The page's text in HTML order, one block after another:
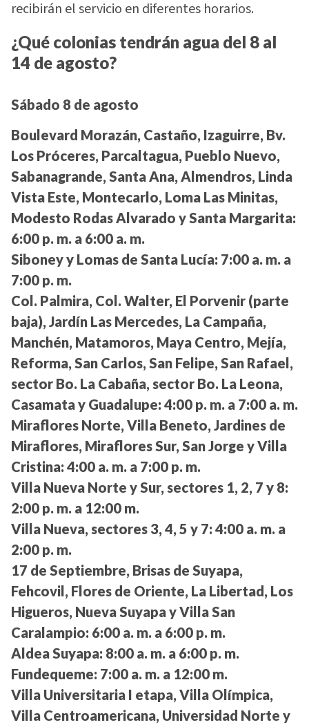
recibirán el servicio en diferentes horarios.
¿Qué colonias tendrán agua del 8 al
14 de agosto?
Sábado 8 de agosto
Boulevard Morazán, Castaño, Izaguirre, Bv.
Los Próceres, Parcaltagua, Pueblo Nuevo,
Sabanagrande, Santa Ana, Almendros, Linda
Vista Este, Montecarlo, Loma Las Minitas,
Modesto Rodas Alvarado y Santa Margarita:
6:00 p. m. a 6:00 a. m.
Siboney y Lomas de Santa Lucía: 7:00 a. m. a
7:00 p. m.
Col. Palmira, Col. Walter, El Porvenir (parte
baja), Jardín Las Mercedes, La Campaña,
Manchén, Matamoros, Maya Centro, Mejía,
Reforma, San Carlos, San Felipe, San Rafael,
sector Bo. La Cabaña, sector Bo. La Leona,
Casamata y Guadalupe: 4:00 p. m. a 7:00 a. m.
Miraflores Norte, Villa Beneto, Jardines de
Miraflores, Miraflores Sur, San Jorge y Villa
Cristina: 4:00 a. m. a 7:00 p. m.
Villa Nueva Norte y Sur, sectores 1, 2, 7 y 8:
2:00 p. m. a 12:00 m.
Villa Nueva, sectores 3, 4, 5 y 7: 4:00 a. m. a
2:00 p. m.
17 de Septiembre, Brisas de Suyapa,
Fehcovil, Flores de Oriente, La Libertad, Los
Higueros, Nueva Suyapa y Villa San
Caralampio: 6:00 a. m. a 6:00 p. m.
Aldea Suyapa: 8:00 a. m. a 6:00 p. m.
Fundequeme: 7:00 a. m. a 12:00 m.
Villa Universitaria I etapa, Villa Olímpica,
Villa Centroamericana, Universidad Norte y